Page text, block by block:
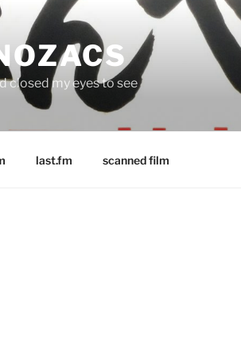
closed my eyes to see
last.fm scanned film